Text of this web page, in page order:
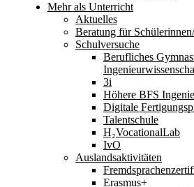
Mehr als Unterricht
Aktuelles
Beratung für
Schulversuche
Berufliches
3i
Höhere BFS
Digitale
Talentschule
H₂VocationalLab
IvO
Auslandsaktivitäten
Erasmus+